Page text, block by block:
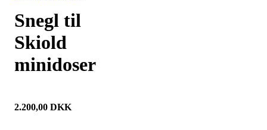
Snegl til
Skiold
minidoser
2.200,00 DKK